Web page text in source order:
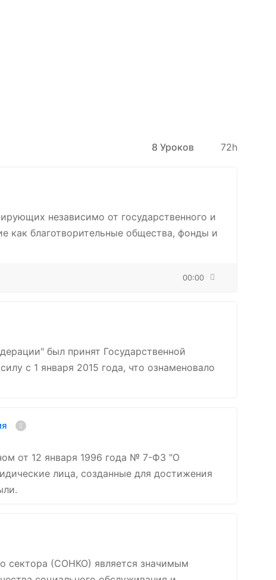
8 Уроков 72h
независимо от государственного и
как благотворительные общества, фонды и
00:00
был принят Государственной
с 1 января 2015 года, что ознаменовало
от 12 января 1996 года № 7-ФЗ "О
лица, созданные для достижения
сектора (СОНКО) является значимым